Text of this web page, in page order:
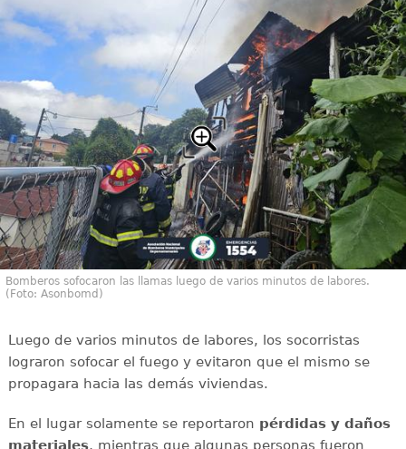
Bomberos sofocaron las llamas luego de varios minutos de labores.
(Foto: Asonbomd)
Luego de varios minutos de labores, los socorristas
lograron sofocar el fuego y evitaron que el mismo se
propagara hacia las demás viviendas.
En el lugar solamente se reportaron pérdidas y daños
materiales, mientras que algunas personas fueron